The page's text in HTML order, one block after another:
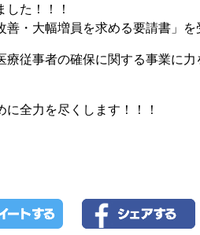
た！！！
・大幅増員を求める要請書」を
従事者の確保に関する事業に
全力を尽くします！！！